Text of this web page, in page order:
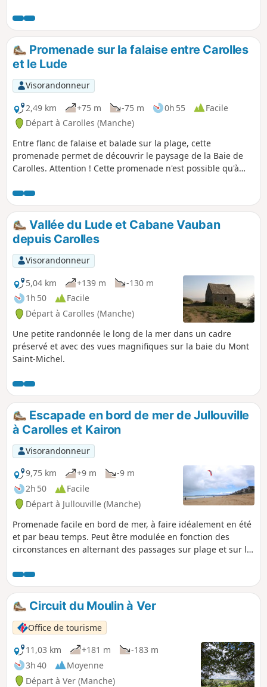
kilomètres de goudron sur petites routes
peu fréquentées, permet d'apprécier en
deuxième partie une magnifique vue sur le
bocage normand puis sur la côte du
Cotentin.
Promenade sur la falaise entre Carolles
et le Lude
Visorandonneur
2,49 km
+75 m -75 m 0h 55
Facile
Départ à Carolles (Manche)
Entre flanc de falaise et balade sur la plage, cette
promenade permet de découvrir le paysage de la Baie de
Carolles. Attention ! Cette promenade n'est possible qu'à
horaires des marées avant d'emprunter cet itinéraire.
Vallée du Lude et Cabane Vauban
depuis Carolles
Visorandonneur
5,04 km
+139 m
-130 m
1h 50
Facile
Départ à Carolles (Manche)
Une petite randonnée le long de la mer dans un cadre
préservé et avec des vues magnifiques sur la baie du Mont
Saint-Michel.
Escapade en bord de mer de Jullouville
à Carolles et Kairon
Visorandonneur
9,75 km
+9 m
-9 m
2h 50
Facile
Départ à Jullouville (Manche)
Promenade facile en bord de mer, à faire idéalement en été
et par beau temps. Peut être modulée en fonction des
circonstances en alternant des passages sur plage et sur le
Circuit du Moulin à Ver
Office de tourisme
11,03 km
+181 m
-183 m
3h 40
Moyenne
Départ à Ver (Manche)